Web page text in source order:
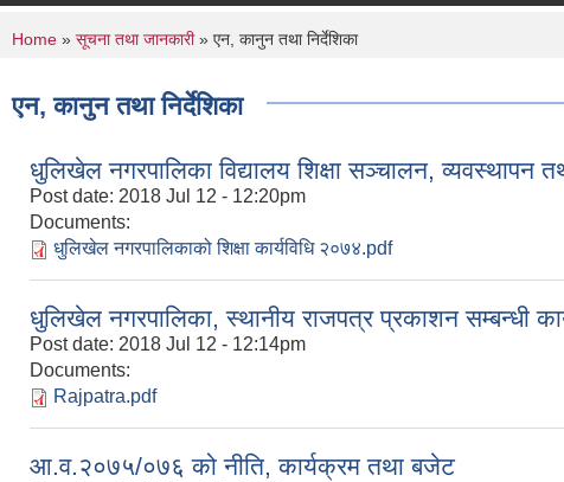
You are here
Home » सूचना तथा जानकारी» एन, कानुन तथा निर्देशिका
एन, कानुन तथा निर्देशिका
धुलिखेल नगरपालिका विद्यालय शिक्षा सञ्चालन, व्यवस्थापन
Post date: 2018 Jul 12 - 12:20pm
Documents:
धुलिखेल नगरपालिकाको शिक्षा कार्यविधि २०७४.pdf
धुलिखेल नगरपालिका, स्थानीय राजपत्र प्रकाशन सम्बन्धी
Post date: 2018 Jul 12 - 12:14pm
Documents:
Rajpatra.pdf
आ.व.२०७५/०७६ को नीति, कार्यक्रम तथा बजेट